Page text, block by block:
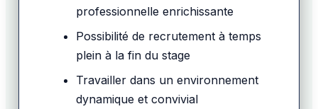
professionnelle enrichissante
Possibilité de recrutement à temps
plein à la fin du stage
Travailler dans un environnement
dynamique et convivial